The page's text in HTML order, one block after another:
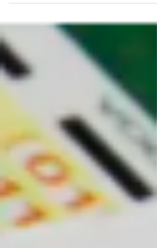
favorece os relacionamentos e o
fortalecimento de vínculos. Conversas
importantes podem abrir portas para novas
parcerias, enquanto o amor ganha espaço
para momentos de maior sintonia. Também
um bom período para ampliar contatos e
fortalecer sua presença nas redes sociais.